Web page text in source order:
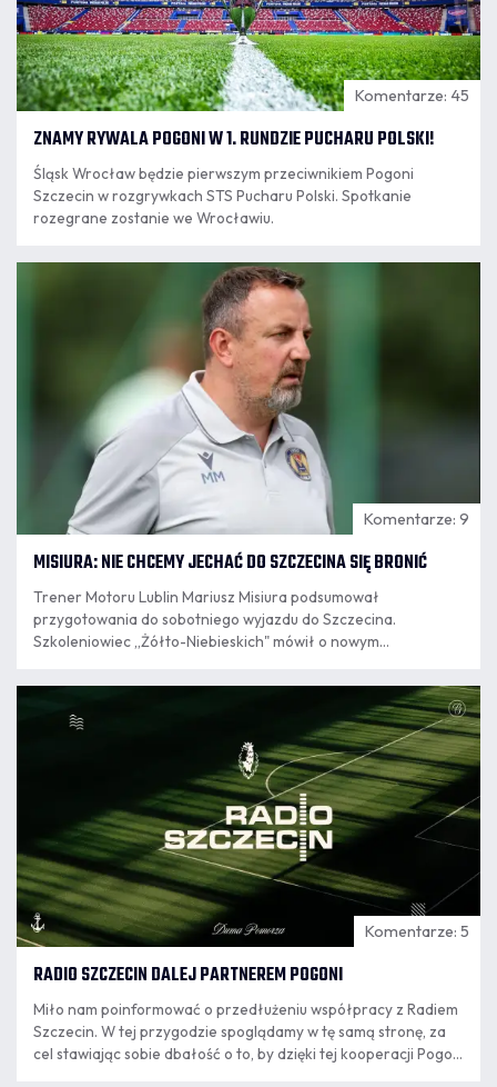
Komentarze: 45
ZNAMY RYWALA POGONI W 1. RUNDZIE PUCHARU POLSKI!
Śląsk Wrocław będzie pierwszym przeciwnikiem Pogoni
Szczecin w rozgrywkach STS Pucharu Polski. Spotkanie
rozegrane zostanie we Wrocławiu.
Komentarze: 9
MISIURA: NIE CHCEMY JECHAĆ DO SZCZECINA SIĘ BRONIĆ
Trener Motoru Lublin Mariusz Misiura podsumował
przygotowania do sobotniego wyjazdu do Szczecina.
Szkoleniowiec „Żółto-Niebieskich" mówił o nowym
wygranej Pogoni w Krakowie oraz o stanie zdrowia
Komentarze: 5
RADIO SZCZECIN DALEJ PARTNEREM POGONI
Miło nam poinformować o przedłużeniu współpracy z Radiem
Szczecin. W tej przygodzie spoglądamy w tę samą stronę, za
cel stawiając sobie dbałość o to, by dzięki tej kooperacji Pogoń